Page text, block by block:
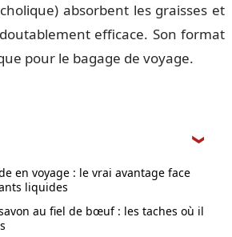
absorbent les graisses et
efficace. Son format
pour le bagage de voyage.
en voyage : le vrai avantage face
liquides
au fiel de bœuf : les taches où il